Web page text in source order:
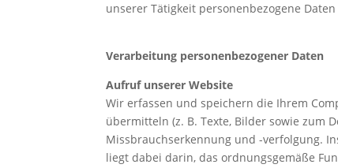
unserer Tätigkeit personenbezogene
Verarbeitung personenbezogener Daten
Aufruf unserer Website
Wir erfassen und speichern die Ihrem
übermitteln (z. B. Texte, Bilder sowie zum
Missbrauchserkennung und -verfolgung.
liegt dabei darin, das ordnungsgemäße